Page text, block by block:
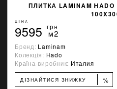
ПЛИТКА LAMINAM HADO
ЦІНА
9595 грн
м2
Бренд: Laminam
Колекція: Hado
Країна-виробник: Италия
ДІЗНАЙТИСЯ ЗНИЖКУ %